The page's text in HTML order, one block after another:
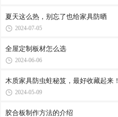
夏天这么热，别忘了也给家具防晒
2024-07-05
全屋定制板材怎么选
2024-06-06
木质家具防虫蛀秘笈，最好收藏起来！
2024-05-09
胶合板制作方法的介绍